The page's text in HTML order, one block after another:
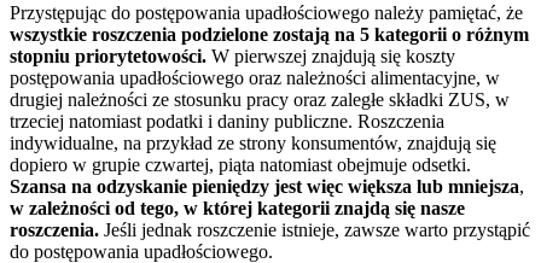
Przystępując do postępowania upadłościowego należy pamiętać, że
wszystkie roszczenia podzielone zostają na 5 kategorii o różnym
stopniu priorytetowości. W pierwszej znajdują się koszty
postępowania upadłościowego oraz należności alimentacyjne, w
drugiej należności ze stosunku pracy oraz zaległe składki ZUS, w
trzeciej natomiast podatki i daniny publiczne. Roszczenia
indywidualne, na przykład ze strony konsumentów, znajdują się
dopiero w grupie czwartej, piąta natomiast obejmuje odsetki.
Szansa na odzyskanie pieniędzy jest więc większa lub mniejsza,
w zależności od tego, w której kategorii znajdą się nasze
roszczenia. Jeśli jednak roszczenie istnieje, zawsze warto przystąpić
do postępowania upadłościowego.